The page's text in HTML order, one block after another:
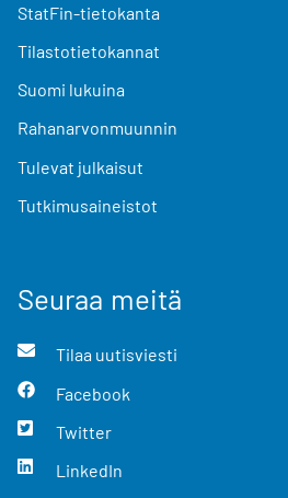
StatFin-tietokanta
Tilastotietokannat
Suomi lukuina
Rahanarvonmuunnin
Tulevat julkaisut
Tutkimusaineistot
Seuraa meitä
Tilaa uutisviesti
Facebook
Twitter
LinkedIn